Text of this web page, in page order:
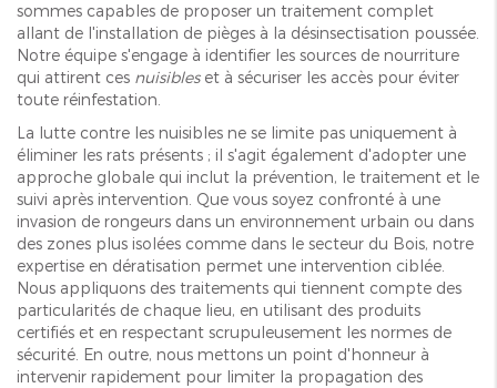
sommes capables de proposer un traitement complet
allant de l'installation de pièges à la désinsectisation poussée.
Notre équipe s'engage à identifier les sources de nourriture
qui attirent ces nuisibleset à sécuriser les accès pour éviter
toute réinfestation.
La lutte contre les nuisibles ne se limite pas uniquement à
éliminer les rats présents ; il s'agit également d'adopter une
approche globale qui inclut la prévention, le traitement et le
suivi après intervention. Que vous soyez confronté à une
invasion de rongeurs dans un environnement urbain ou dans
des zones plus isolées comme dans le secteur du Bois, notre
expertise en dératisation permet une intervention ciblée.
Nous appliquons des traitements qui tiennent compte des
particularités de chaque lieu, en utilisant des produits
certifiés et en respectant scrupuleusement les normes de
sécurité. En outre, nous mettons un point d'honneur à
intervenir rapidement pour limiter la propagation des